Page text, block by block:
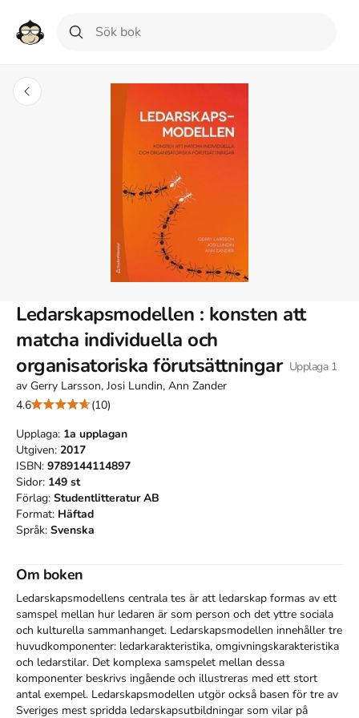
Ledarskapsmodellen : konsten att
matcha individuella och
organisatoriska förutsättningar Upplaga 1
av Gerry Larsson, Josi Lundin, Ann Zander
4.6
(10)
Upplaga: 1a upplagan
Utgiven: 2017
ISBN: 9789144114897
Sidor: 149 st
Förlag: Studentlitteratur AB
Format: Häftad
Språk: Svenska
Om boken
Ledarskapsmodellens centrala tes är att ledarskap formas av ett
samspel mellan hur ledaren är som person och det yttre sociala
och kulturella sammanhanget. Ledarskapsmodellen innehåller tre
huvudkomponenter: ledarkarakteristika, omgivningskarakteristika
och ledarstilar. Det komplexa samspelet mellan dessa
komponenter beskrivs ingående och illustreras med ett stort
antal exempel. Ledarskapsmodellen utgör också basen för tre av
Sveriges mest spridda ledarskapsutbildningar som vilar på